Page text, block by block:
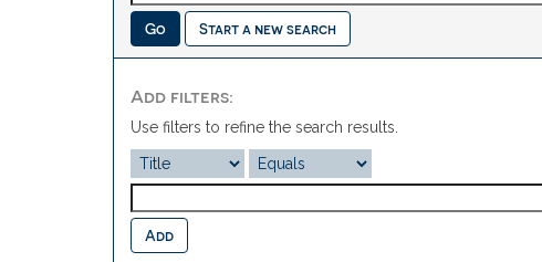
Start a new search
Add filters:
Use filters to refine the search results.